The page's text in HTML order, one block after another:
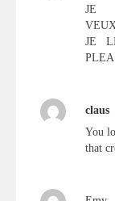
JE
claus
You
that